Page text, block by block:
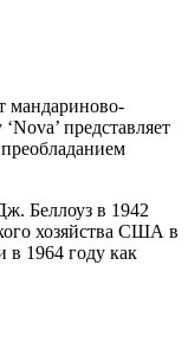
мандариново-
представляет
Беллоуз в 1942
хозяйства США в
1964 году как